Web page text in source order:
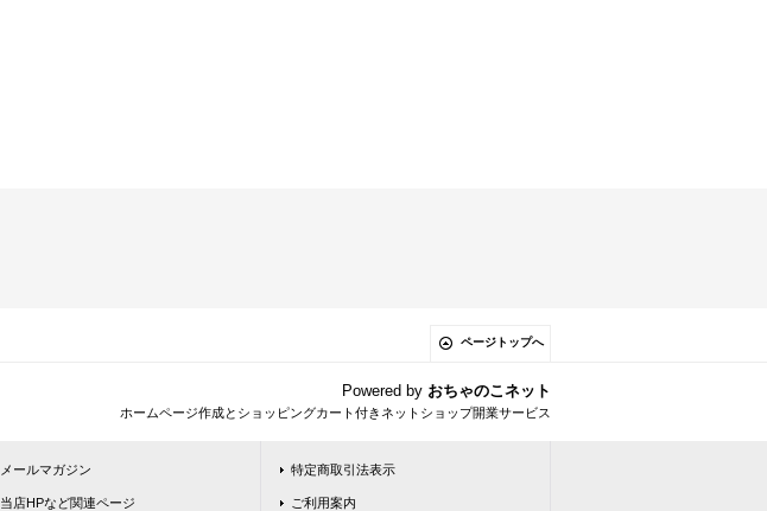
ページトップへ
Powered by おちゃのこネット
ホームページ作成とショッピングカート付きネットショップ開業サービス
メールマガジン
当店HPなど関連ページ
特定商取引法表示
ご利用案内